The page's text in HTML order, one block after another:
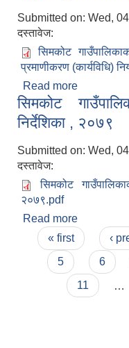
Submitted on: Wed,
दस्तावेज:
सिमकोट
प्रमाणीकरण (कार्यविधि)
Read more
पत्रको
सिमकोट
निर्देशिका , २०७९
Submitted on: Wed,
दस्तावेज:
सिमकोट
२०७९.pdf
Read more
निर्देशिका ,
Pages
« first ‹
5
6
11